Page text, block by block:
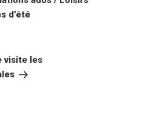
d’été
visite les